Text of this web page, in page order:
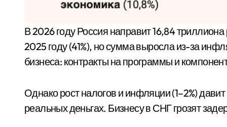
В 2026 году Россия направит 16,84 триллиона рублей – 38% бюджета – на оборону (12,93 трлн) и безопасность (3,91 трлн). Это чуть меньше, чем в
2025 году (41%), но сумма выросла из-за
бизнеса: контракты на программы и
Однако рост налогов и инфляции (1–2%)
реальных деньгах. Бизнесу в СНГ грозят